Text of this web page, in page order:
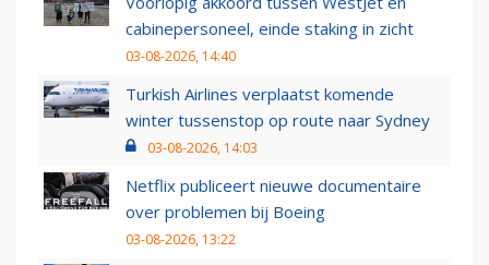
cabinepersoneel, einde staking in zicht
03-08-2026, 14:40
Turkish Airlines verplaatst komende
winter tussenstop op route naar Sydney
03-08-2026, 14:03
Netflix publiceert nieuwe documentaire
over problemen bij Boeing
03-08-2026, 13:22